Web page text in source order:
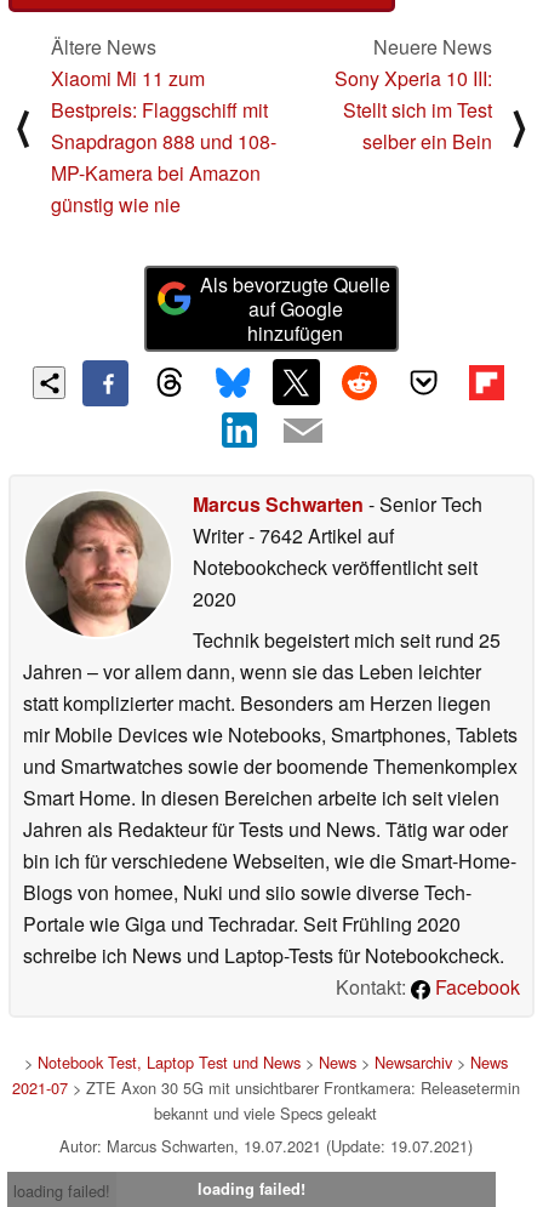
⟨
Ältere News
Xiaomi Mi 11 zum
Bestpreis: Flaggschiff mit
Snapdragon 888 und 108-
MP-Kamera bei Amazon
günstig wie nie
Neuere News
Sony Xperia 10 III:
Stellt sich im Test
selber ein Bein
⟩
Als bevorzugte Quelle
auf Google
hinzufügen
Marcus Schwarten - Senior Tech
Writer- 7642 Artikel auf
Notebookcheck veröffentlichtseit
2020
Technik begeistert mich seit rund 25
Jahren – vor allem dann, wenn sie das Leben leichter
statt komplizierter macht. Besonders am Herzen liegen
mir Mobile Devices wie Notebooks, Smartphones, Tablets
und Smartwatches sowie der boomende Themenkomplex
Smart Home. In diesen Bereichen arbeite ich seit vielen
Jahren als Redakteur für Tests und News. Tätig war oder
bin ich für verschiedene Webseiten, wie die Smart-Home-
Blogs von homee, Nuki und siio sowie diverse Tech-
Portale wie Giga und Techradar. Seit Frühling 2020
schreibe ich News und Laptop-Tests für Notebookcheck.
Kontakt:
Facebook
> Notebook Test, Laptop Test und News> News> Newsarchiv> News
2021-07> ZTE Axon 30 5G mit unsichtbarer Frontkamera: Releasetermin
bekannt und viele Specs geleakt
Autor: Marcus Schwarten, 19.07.2021 (Update: 19.07.2021)
loading failed!
loading failed!